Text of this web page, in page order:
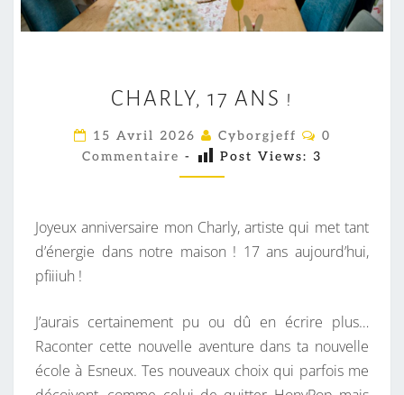
H
A
R
L
,
1
N
S
!
CHARLY, 17 ANS !
15 Avril 2026 Cyborgjeff
C
M
A
I
R
0
Commentaire - Post Views: 3
Joyeux anniversaire mon Charly, artiste qui met tant
d’énergie dans notre maison ! 17 ans aujourd’hui,
pfiiiuh !
J’aurais certainement pu ou dû en écrire plus…
Raconter cette nouvelle aventure dans ta nouvelle
école à Esneux. Tes nouveaux choix qui parfois me